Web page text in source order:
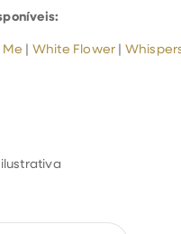
Me | White Flower |